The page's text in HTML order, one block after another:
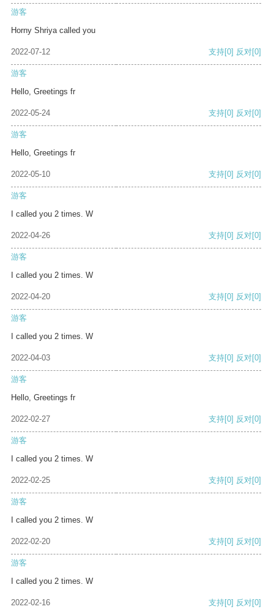
游客
Horny Shriya called you
2022-07-12 支持[0] 反对[0]
游客
Hello, Greetings fr
2022-05-24 支持[0] 反对[0]
游客
Hello, Greetings fr
2022-05-10 支持[0] 反对[0]
游客
I called you 2 times. W
2022-04-26 支持[0] 反对[0]
游客
I called you 2 times. W
2022-04-20 支持[0] 反对[0]
游客
I called you 2 times. W
2022-04-03 支持[0] 反对[0]
游客
Hello, Greetings fr
2022-02-27 支持[0] 反对[0]
游客
I called you 2 times. W
2022-02-25 支持[0] 反对[0]
游客
I called you 2 times. W
2022-02-20 支持[0] 反对[0]
游客
I called you 2 times. W
2022-02-16 支持[0] 反对[0]